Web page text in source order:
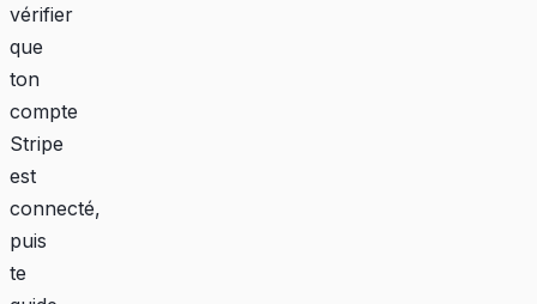
vérifier
que
ton
compte
Stripe
est
connecté,
puis
te